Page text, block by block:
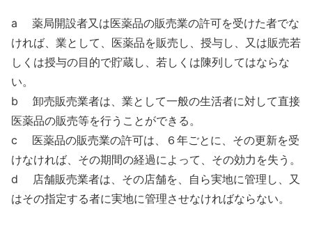
a 薬局開設者又は医薬品の販売業の許可を受けた者でな
ければ、業として、医薬品を販売し、授与し、又は販売若
しくは授与の目的で貯蔵し、若しくは陳列してはならな
い。
b 卸売販売業者は、業として一般の生活者に対して直接
医薬品の販売等を行うことができる。
c 医薬品の販売業の許可は、６年ごとに、その更新を受
けなければ、その期間の経過によって、その効力を失う。
d 店舗販売業者は、その店舗を、自ら実地に管理し、又
はその指定する者に実地に管理させなければならない。